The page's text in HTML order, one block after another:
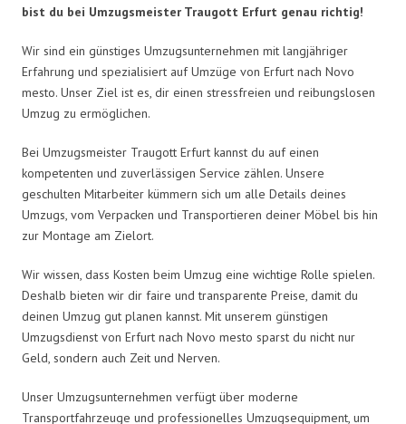
bist du bei Umzugsmeister Traugott Erfurt genau richtig!
Wir sind ein günstiges Umzugsunternehmen mit langjähriger
Erfahrung und spezialisiert auf Umzüge von Erfurt nach Novo
mesto. Unser Ziel ist es, dir einen stressfreien und reibungslosen
Umzug zu ermöglichen.
Bei Umzugsmeister Traugott Erfurt kannst du auf einen
kompetenten und zuverlässigen Service zählen. Unsere
geschulten Mitarbeiter kümmern sich um alle Details deines
Umzugs, vom Verpacken und Transportieren deiner Möbel bis hin
zur Montage am Zielort.
Wir wissen, dass Kosten beim Umzug eine wichtige Rolle spielen.
Deshalb bieten wir dir faire und transparente Preise, damit du
deinen Umzug gut planen kannst. Mit unserem günstigen
Umzugsdienst von Erfurt nach Novo mesto sparst du nicht nur
Geld, sondern auch Zeit und Nerven.
Unser Umzugsunternehmen verfügt über moderne
Transportfahrzeuge und professionelles Umzugsequipment, um